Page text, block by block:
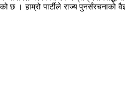
। हाम्रो पार्टीले राज्य